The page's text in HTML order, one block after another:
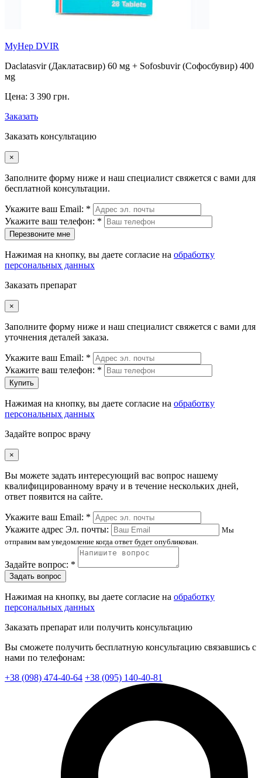
MyHep DVIR
Daclatasvir (Даклатасвир) 60 мg + Sofosbuvir (Софосбувир) 400
мg
Цена: 3 390 грн.
Заказать
Заказать консультацию
×
Заполните форму ниже и наш специалист свяжется с вами для
бесплатной консультации.
Укажите ваш Email: *
Укажите ваш телефон: *
Перезвоните мне
Нажимая на кнопку, вы даете согласие на обработку
персональных данных
Заказать препарат
×
Заполните форму ниже и наш специалист свяжется с вами для
уточнения деталей заказа.
Укажите ваш Email: *
Укажите ваш телефон: *
Купить
Нажимая на кнопку, вы даете согласие на обработку
персональных данных
Задайте вопрос врачу
×
Вы можете задать интересующий вас вопрос нашему
квалифицированному врачу и в течение нескольких дней,
ответ появится на сайте.
Укажите ваш Email: *
Укажите адрес Эл. почты:
Мы
отправим вам уведомление когда ответ будет опубликован.
Задайте вопрос: *
Задать вопрос
Нажимая на кнопку, вы даете согласие на обработку
персональных данных
Заказать препарат или получить консультацию
Вы сможете получить бесплатную консультацию связавшись с
нами по телефонам:
+38 (098) 474-40-64 +38 (095) 140-40-81